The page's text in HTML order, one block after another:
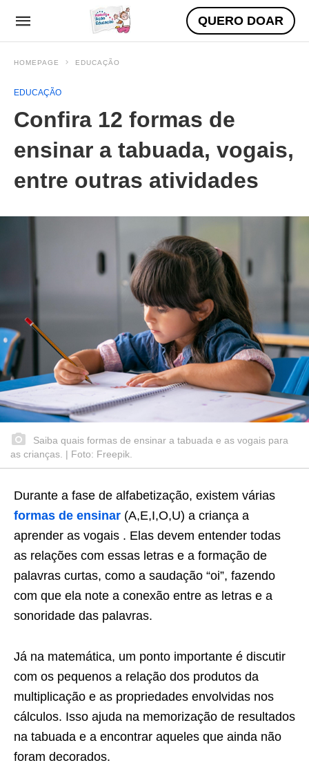
QUERO DOAR
HOMEPAGE EDUCAÇÃO
EDUCAÇÃO
Confira 12 formas de
ensinar a tabuada, vogais,
entre outras atividades
Saiba quais formas de ensinar a tabuada e as vogais para
as crianças. | Foto: Freepik.
Durante a fase de alfabetização, existem várias
formas de ensinar (A,E,I,O,U) a criança a
aprender as vogais . Elas devem entender todas
as relações com essas letras e a formação de
palavras curtas, como a saudação “oi”, fazendo
com que ela note a conexão entre as letras e a
sonoridade das palavras.
Já na matemática, um ponto importante é discutir
com os pequenos a relação dos produtos da
multiplicação e as propriedades envolvidas nos
cálculos. Isso ajuda na memorização de resultados
na tabuada e a encontrar aqueles que ainda não
foram decorados.